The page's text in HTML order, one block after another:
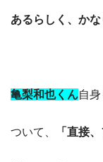
あるらしく、か
亀梨和也くん自
ついて、 「直接